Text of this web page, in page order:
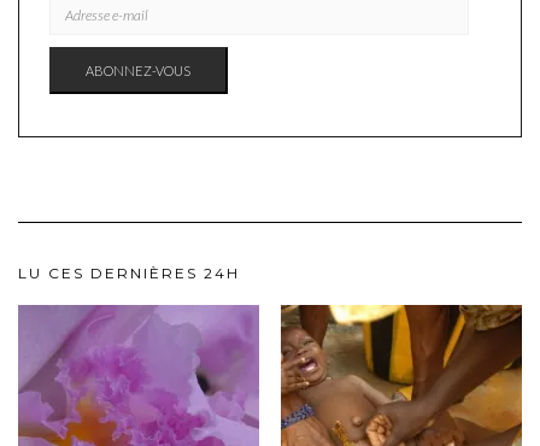
ABONNEZ-VOUS
LU CES DERNIÈRES 24H